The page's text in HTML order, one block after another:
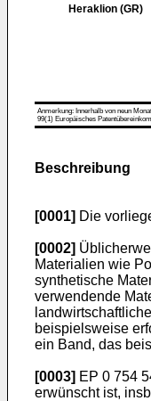
Heraklion (GR)
Anmerkung: Innerhalb von neun
99(1) Europäisches
Beschreibung
[0001] Die
[0002]
Materialien wie
synthetische
verwendende
beispielsweise
ein Band, das
[0003] EP 0 754
erwünscht ist,